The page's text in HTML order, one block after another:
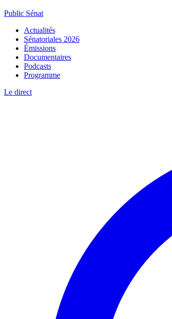
Public Sénat
Actualités
Sénatoriales 2026
Émissions
Documentaires
Podcasts
Programme
Le direct